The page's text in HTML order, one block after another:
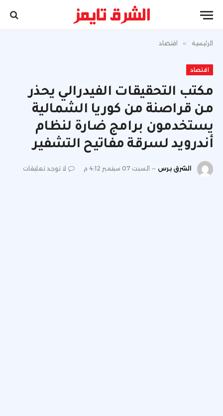
الرئيسية » اقتصاد
اقتصاد
مكتب التحقيقات الفيدرالي يحذر
من قراصنة من كوريا الشمالية
يستخدمون برامج ضارة لنظام
أندرويد لسرقة مفاتيح التشفير
الشرق برس السبت 07 سبتمبر 4:12 م لا توجد تعليقات